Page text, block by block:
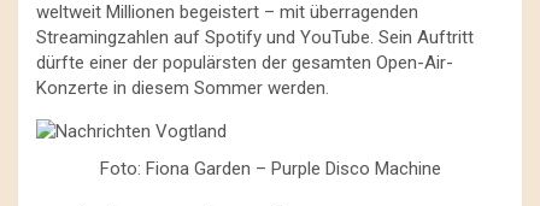
weltweit Millionen begeistert – mit überragenden
Streamingzahlen auf Spotify und YouTube. Sein Auftritt
dürfte einer der populärsten der gesamten Open-Air-
Konzerte in diesem Sommer werden.
Foto: Fiona Garden – Purple Disco Machine